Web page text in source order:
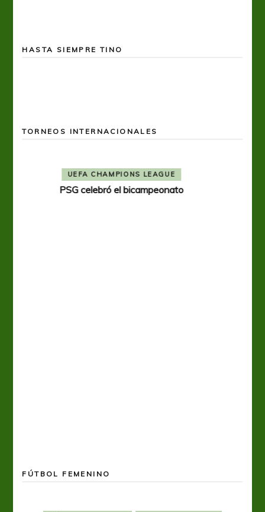
HASTA SIEMPRE TINO
TORNEOS INTERNACIONALES
BOCA JUNIORS COPA LIBERTADORES
Una nueva frustración para Boca
FÚTBOL FEMENINO